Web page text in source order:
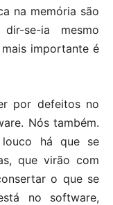
na memória são
se-ia mesmo
importante é
por defeitos no
Nós também.
há que se
que virão com
o que se
no software,